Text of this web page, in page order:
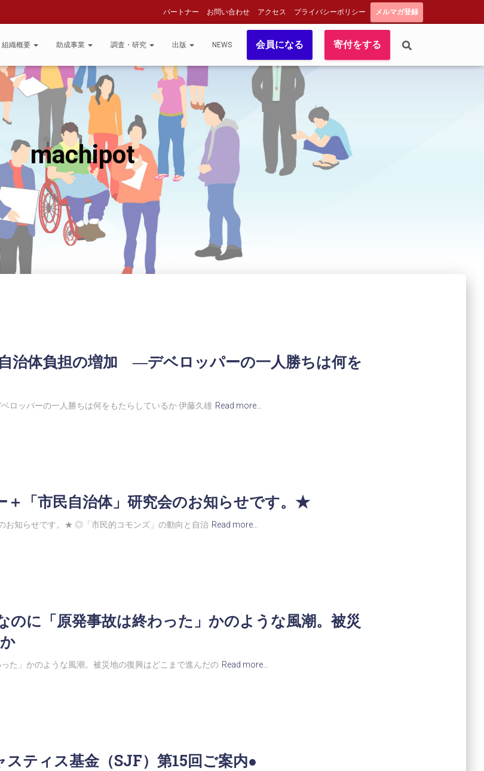
パートナー お問い合わせ アクセス プライバシーポリシー メルマガ登録
組織概要 助成事業 調査・研究 出版 NEWS 会員になる 寄付をする
machipot
治体負担の増加 ―デベロッパーの一人勝ちは何を
ッパーの一人勝ちは何をもたらしているか 伊藤久雄 Read more…
「市民自治体」研究会のお知らせです。★
お知らせです。★ ◎「市民的コモンズ」の動向と自治 Read more…
のに「原発事故は終わった」かのような風潮。被災
た」かのような風潮。被災地の復興はどこまで進んだの Read more…
ティス基金（SJF）第15回ご案内●